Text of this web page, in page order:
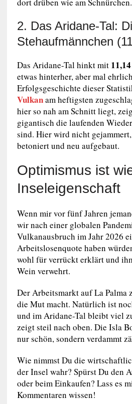
dort drüben wie am Schnürchen.
2. Das Aridane-Tal:
Stehaufmännchen
Das Aridane-Tal hinkt mit
etwas hinterher, aber mal
Erfolgsgeschichte dieser
Vulkanam heftigsten
hier so nah am Schnitt liegt,
gigantisch die laufenden
sind. Hier wird nicht
betoniert und neu aufgebaut.
Optimismus ist
Inseleigenschaft
Wenn mir vor fünf Jahren
wir nach einer globalen
Vulkanausbruch im Jahr 2026
Arbeitslosenquote haben
wohl für verrückt erklärt und
Wein verwehrt.
Der Arbeitsmarkt auf La Palma
die Mut macht. Natürlich ist
und im Aridane-Tal bleibt viel
zeigt steil nach oben. Die Isla
nur schön, sondern verdammt
Wie nimmst Du die
der Insel wahr? Spürst Du den
oder beim Einkaufen? Lass es
Kommentaren wissen!